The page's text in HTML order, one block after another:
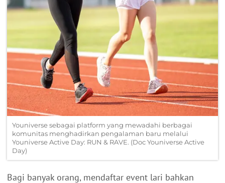
Youniverse sebagai platform yang mewadahi berbagai
komunitas menghadirkan pengalaman baru melalui
Youniverse Active Day: RUN & RAVE. (Doc Youniverse Active
Day)
Bagi banyak orang, mendaftar event lari bahkan